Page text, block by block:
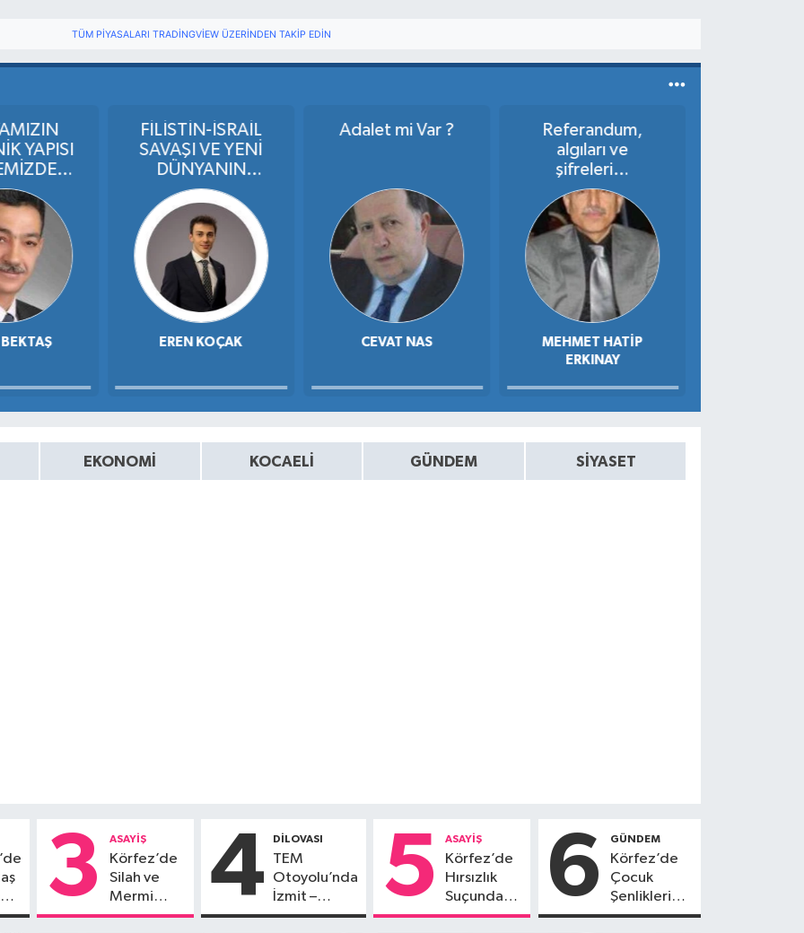
TÜM PIYASALARI TRADINGVIEW ÜZERINDEN TAKIP EDIN
YAPISI
FİLİSTİN-İSRAİL
SAVAŞI VE YENİ
DÜNYANIN
KURULMASI
EREN KOÇAK
Adalet mi Var ?
CEVAT NAS
Referandum,
algıları ve
şifreleri…
MEHMET HATIP
ERKINAY
EKONOMİ KOCAELİ GÜNDEM SİYASET
3 ASAYİŞ
Körfez’de
Silah ve
Mermi
Suçundan
4 DİLOVASI
TEM
Otoyolu’nda
İzmit –
Dilovası
5 ASAYİŞ
Körfez’de
Hırsızlık
Suçundan
Aranan
6 GÜNDEM
Körfez’de
Çocuk
Şenlikleri
Renkli